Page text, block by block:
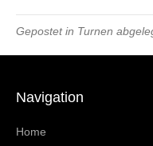
Gepostet in Turnen
Navigation
Home